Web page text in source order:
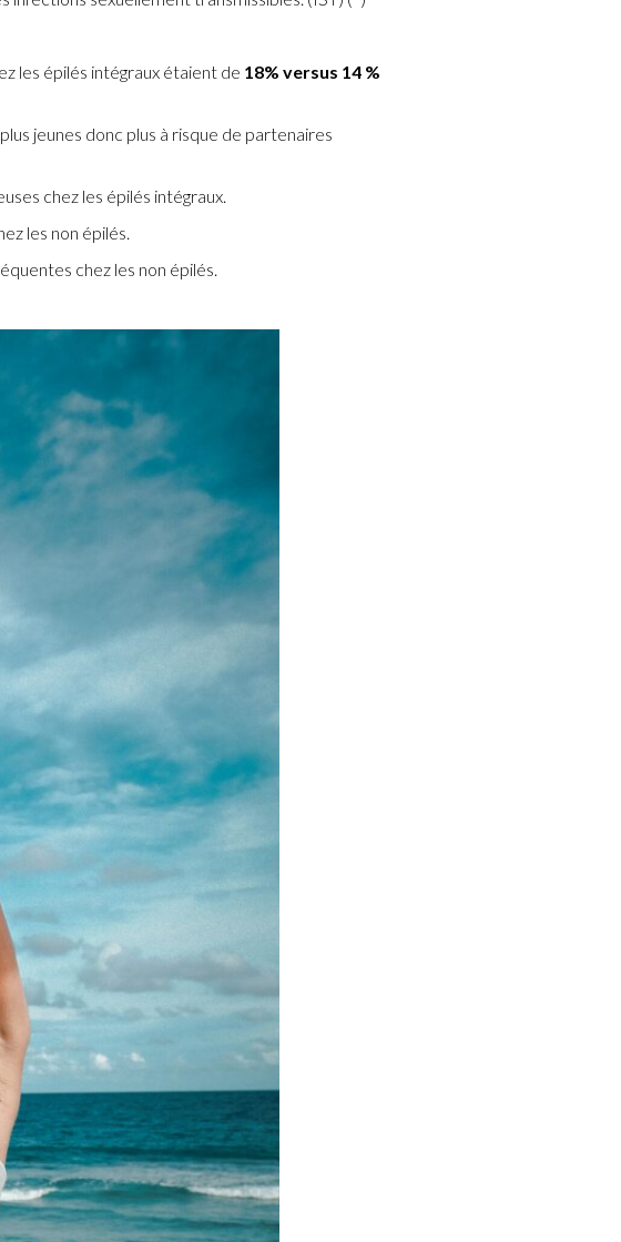
les épilés intégraux étaient de 18% versus 14 %
jeunes donc plus à risque de partenaires
chez les épilés intégraux.
les non épilés.
chez les non épilés.